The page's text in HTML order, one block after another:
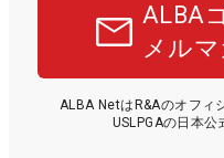
ALBA
メル
ALBA NetはR&Aのオフィ
USLPGAの日本公